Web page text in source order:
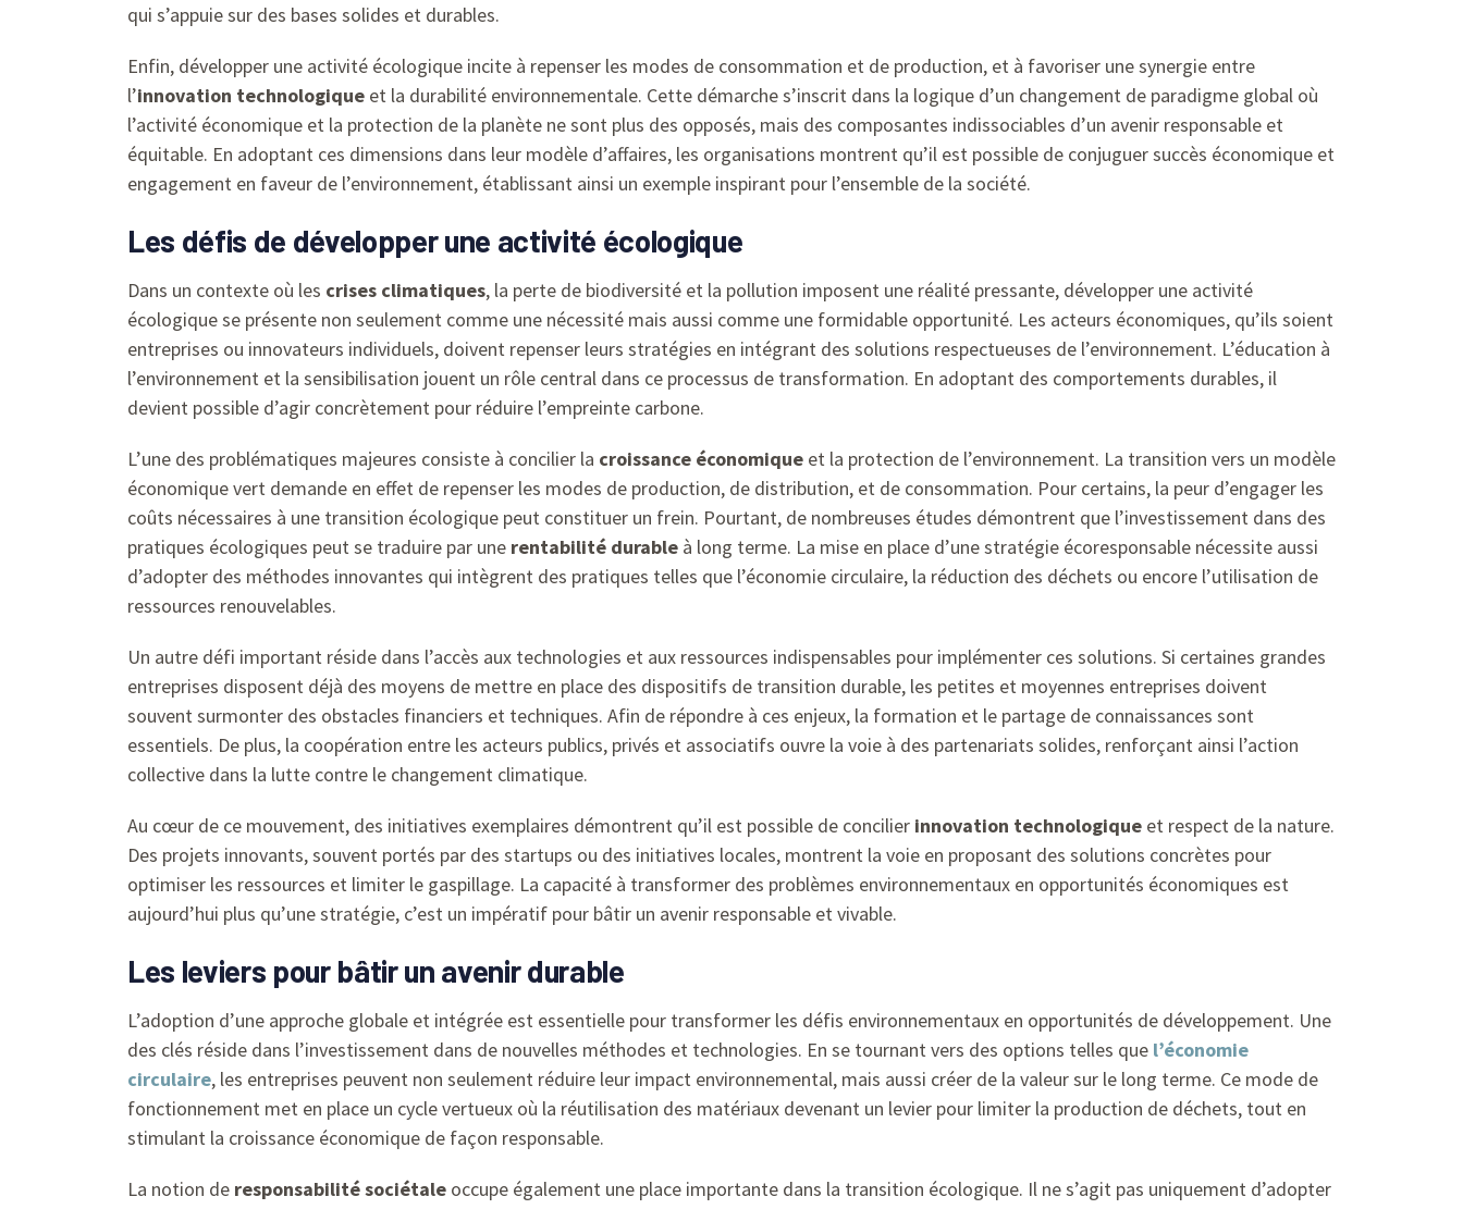
qui s’appuie sur des bases solides et durables.
Enfin, développer une activité écologique incite à repenser les modes de consommation et de production, et à favoriser une synergie entre
l’innovation technologique et la durabilité environnementale. Cette démarche s’inscrit dans la logique d’un changement de paradigme global où
l’activité économique et la protection de la planète ne sont plus des opposés, mais des composantes indissociables d’un avenir responsable et
équitable. En adoptant ces dimensions dans leur modèle d’affaires, les organisations montrent qu’il est possible de conjuguer succès économique et
engagement en faveur de l’environnement, établissant ainsi un exemple inspirant pour l’ensemble de la société.
Les défis de développer une activité écologique
Dans un contexte où les crises climatiques, la perte de biodiversité et la pollution imposent une réalité pressante, développer une activité
écologique se présente non seulement comme une nécessité mais aussi comme une formidable opportunité. Les acteurs économiques, qu’ils soient
entreprises ou innovateurs individuels, doivent repenser leurs stratégies en intégrant des solutions respectueuses de l’environnement. L’éducation à
l’environnement et la sensibilisation jouent un rôle central dans ce processus de transformation. En adoptant des comportements durables, il
devient possible d’agir concrètement pour réduire l’empreinte carbone.
L’une des problématiques majeures consiste à concilier la croissance économique et la protection de l’environnement. La transition vers un modèle
économique vert demande en effet de repenser les modes de production, de distribution, et de consommation. Pour certains, la peur d’engager les
coûts nécessaires à une transition écologique peut constituer un frein. Pourtant, de nombreuses études démontrent que l’investissement dans des
pratiques écologiques peut se traduire par une rentabilité durable à long terme. La mise en place d’une stratégie écoresponsable nécessite aussi
d’adopter des méthodes innovantes qui intègrent des pratiques telles que l’économie circulaire, la réduction des déchets ou encore l’utilisation de
ressources renouvelables.
Un autre défi important réside dans l’accès aux technologies et aux ressources indispensables pour implémenter ces solutions. Si certaines grandes
entreprises disposent déjà des moyens de mettre en place des dispositifs de transition durable, les petites et moyennes entreprises doivent
souvent surmonter des obstacles financiers et techniques. Afin de répondre à ces enjeux, la formation et le partage de connaissances sont
essentiels. De plus, la coopération entre les acteurs publics, privés et associatifs ouvre la voie à des partenariats solides, renforçant ainsi l’action
collective dans la lutte contre le changement climatique.
Au cœur de ce mouvement, des initiatives exemplaires démontrent qu’il est possible de concilier innovation technologique et respect de la nature.
Des projets innovants, souvent portés par des startups ou des initiatives locales, montrent la voie en proposant des solutions concrètes pour
optimiser les ressources et limiter le gaspillage. La capacité à transformer des problèmes environnementaux en opportunités économiques est
aujourd’hui plus qu’une stratégie, c’est un impératif pour bâtir un avenir responsable et vivable.
Les leviers pour bâtir un avenir durable
L’adoption d’une approche globale et intégrée est essentielle pour transformer les défis environnementaux en opportunités de développement. Une
des clés réside dans l’investissement dans de nouvelles méthodes et technologies. En se tournant vers des options telles que l’économie
circulaire, les entreprises peuvent non seulement réduire leur impact environnemental, mais aussi créer de la valeur sur le long terme. Ce mode de
fonctionnement met en place un cycle vertueux où la réutilisation des matériaux devenant un levier pour limiter la production de déchets, tout en
stimulant la croissance économique de façon responsable.
La notion de responsabilité sociétale occupe également une place importante dans la transition écologique. Il ne s’agit pas uniquement d’adopter